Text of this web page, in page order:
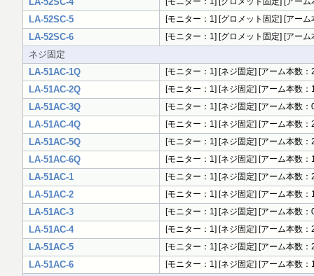
LA-52SC-5 [モニター：1] [グロメット固定] [アー
LA-52SC-6 [モニター：1] [グロメット固定] [アー
ネジ固定
LA-51AC-1Q
[モニター：1] [ネジ固定] [アーム本数
LA-51AC-2Q [モニター：1] [ネジ固定] [アーム本数
LA-51AC-3Q [モニター：1] [ネジ固定] [アーム本数
LA-51AC-4Q [モニター：1] [ネジ固定] [アーム本数
LA-51AC-5Q [モニター：1] [ネジ固定] [アーム本数
LA-51AC-6Q [モニター：1] [ネジ固定] [アーム本数
LA-51AC-1 [モニター：1] [ネジ固定] [アーム本数
LA-51AC-2 [モニター：1] [ネジ固定] [アーム本数
LA-51AC-3 [モニター：1] [ネジ固定] [アーム本数
LA-51AC-4 [モニター：1] [ネジ固定] [アーム本数
LA-51AC-5 [モニター：1] [ネジ固定] [アーム本数
LA-51AC-6 [モニター：1] [ネジ固定] [アーム本数